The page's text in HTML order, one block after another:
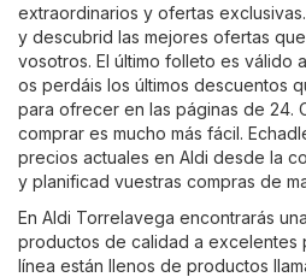
extraordinarios y ofertas
y descubrid las mejores ofertas
vosotros. El último folleto es válido
os perdáis los últimos descuentos
para ofrecer en las páginas de 24.
comprar es mucho más fácil.
precios actuales en Aldi desde la
y planificad vuestras compras de
En Aldi Torrelavega encontrarás
productos de calidad a excelentes
línea están llenos de productos